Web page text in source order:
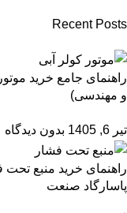
Recent Posts
راهنمای جامع خرید
و مهندسی)
تیر 6, 1405 بدون دیدگاه
راهنمای خرید منبع
پاسارگاد صنعت